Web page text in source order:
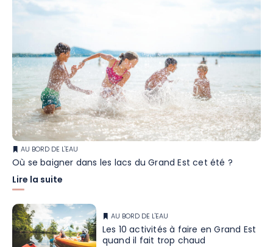
AU BORD DE L'EAU
Où se baigner dans les lacs du Grand Est cet été ?
Lire la suite
AU BORD DE L'EAU
Les 10 activités à faire en Grand Est
quand il fait trop chaud